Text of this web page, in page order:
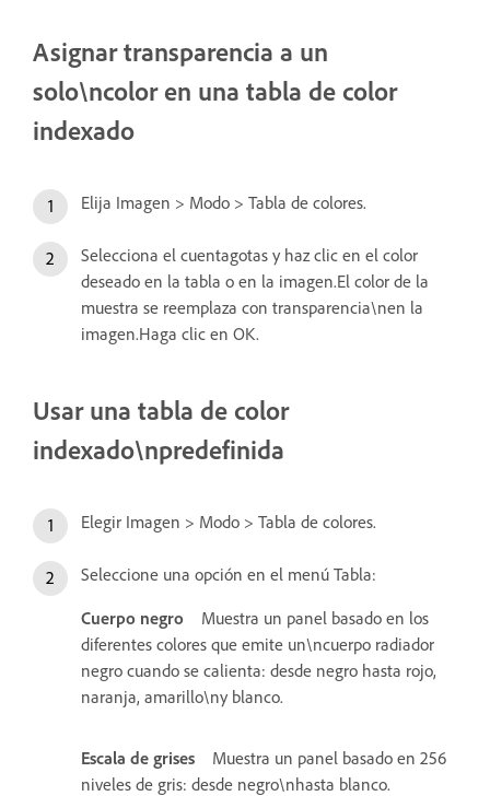
Asignar transparencia a un
solo\ncolor en una tabla de color
indexado
Elija Imagen > Modo > Tabla de colores.
Selecciona el cuentagotas y haz clic en el color
deseado en la tabla o en la imagen.El color de la
muestra se reemplaza con transparencia\nen la
imagen.Haga clic en OK.
Usar una tabla de color
indexado\npredefinida
Elegir Imagen > Modo > Tabla de colores.
Seleccione una opción en el menú Tabla:
Cuerpo negro
Muestra un panel basado en los
diferentes colores que emite un\ncuerpo radiador
negro cuando se calienta: desde negro hasta rojo,
naranja, amarillo\ny blanco.
Escala de grises
Muestra un panel basado en 256
niveles de gris: desde negro\nhasta blanco.